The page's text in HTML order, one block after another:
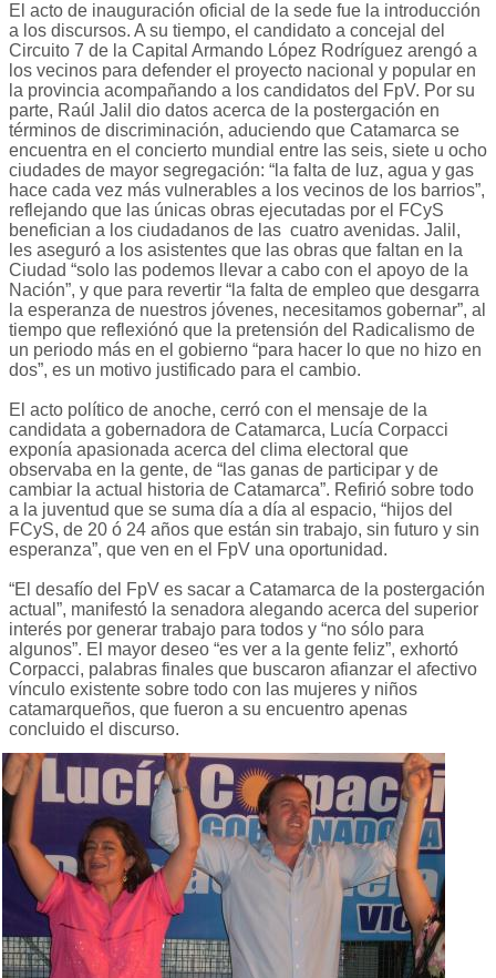
El acto de inauguración oficial de la sede fue la introducción
a los discursos. A su tiempo, el candidato a concejal del
Circuito 7 de la Capital Armando López Rodríguez arengó a
los vecinos para defender el proyecto nacional y popular en
la provincia acompañando a los candidatos del FpV. Por su
parte, Raúl Jalil dio datos acerca de la postergación en
términos de discriminación, aduciendo que Catamarca se
encuentra en el concierto mundial entre las seis, siete u ocho
ciudades de mayor segregación: “la falta de luz, agua y gas
hace cada vez más vulnerables a los vecinos de los barrios”,
reflejando que las únicas obras ejecutadas por el FCyS
benefician a los ciudadanos de las cuatro avenidas. Jalil,
les aseguró a los asistentes que las obras que faltan en la
Ciudad “solo las podemos llevar a cabo con el apoyo de la
Nación”, y que para revertir “la falta de empleo que desgarra
la esperanza de nuestros jóvenes, necesitamos gobernar”, al
tiempo que reflexiónó que la pretensión del Radicalismo de
un periodo más en el gobierno “para hacer lo que no hizo en
dos”, es un motivo justificado para el cambio.
El acto político de anoche, cerró con el mensaje de la
candidata a gobernadora de Catamarca, Lucía Corpacci
exponía apasionada acerca del clima electoral que
observaba en la gente, de “las ganas de participar y de
cambiar la actual historia de Catamarca”. Refirió sobre todo
a la juventud que se suma día a día al espacio, “hijos del
FCyS, de 20 ó 24 años que están sin trabajo, sin futuro y sin
esperanza”, que ven en el FpV una oportunidad.
“El desafío del FpV es sacar a Catamarca de la postergación
actual”, manifestó la senadora alegando acerca del superior
interés por generar trabajo para todos y “no sólo para
algunos”. El mayor deseo “es ver a la gente feliz”, exhortó
Corpacci, palabras finales que buscaron afianzar el afectivo
vínculo existente sobre todo con las mujeres y niños
catamarqueños, que fueron a su encuentro apenas
concluido el discurso.